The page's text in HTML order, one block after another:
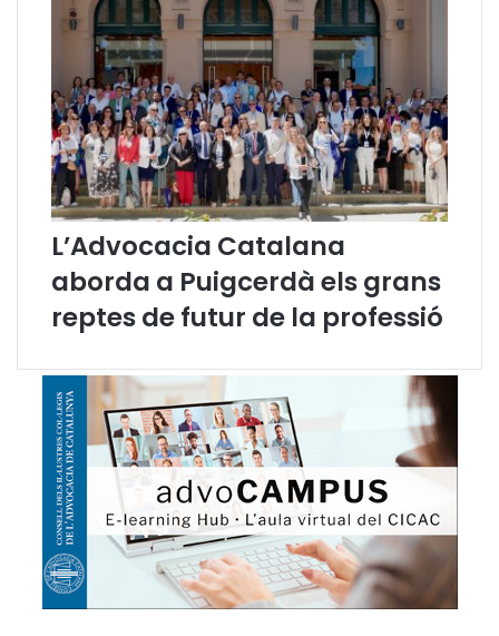
L’Advocacia Catalana
aborda a Puigcerdà els grans
reptes de futur de la professió